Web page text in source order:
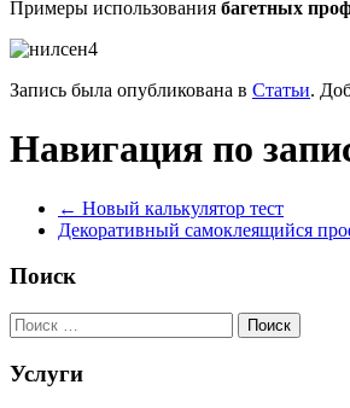
Примеры использования багетных
Запись была опубликована в Статьи.
Навигация по
← Новый калькулятор тест
Декоративный самоклеящийся
Поиск
Услуги